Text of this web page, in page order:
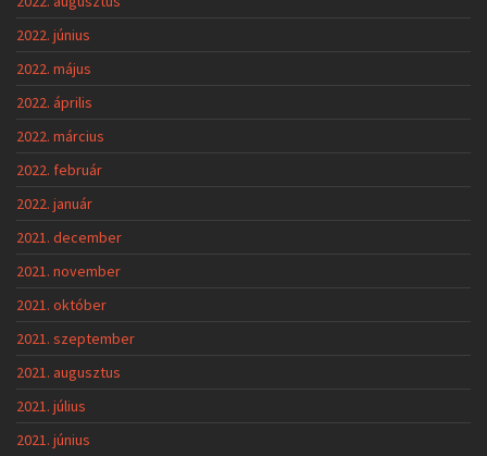
2022. június
2022. május
2022. április
2022. március
2022. február
2022. január
2021. december
2021. november
2021. október
2021. szeptember
2021. augusztus
2021. július
2021. június